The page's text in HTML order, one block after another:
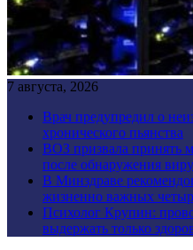
7 августа, 2026
Врач предупредил о
хронического пьянства
ВОЗ призвала принять
после обнаружения
В Минздраве
жизненно важных
Психолог Крупин:
выдержать только